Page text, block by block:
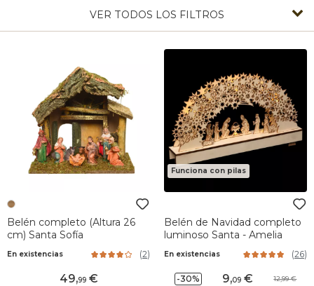
VER TODOS LOS FILTROS
Belén completo (Altura 26
cm) Santa Sofía
En existencias (2)
49,99
Funciona con pilas
Belén de Navidad completo
luminoso Santa - Amelia
En existencias (26)
-30% 9,09 12,99